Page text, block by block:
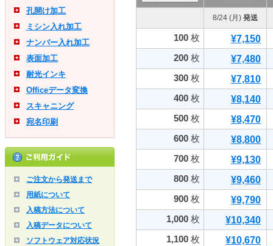
孔開け加工
ミシン入れ加工
ナンバー入れ加工
表面加工
耐光インキ
Officeデータ変換
スキャニング
宛名印刷
ご注文から発送まで
用紙について
入稿方法について
入稿データについて
ソフトウェア対応状況
8/24 (月) 発送
100 枚
¥7,150
200 枚
¥7,480
300 枚
¥7,810
400 枚
¥8,140
500 枚
¥8,470
600 枚
¥8,800
700 枚
¥9,130
800 枚
¥9,460
900 枚
¥9,790
1,000 枚
¥10,340
1,100 枚
¥10,670